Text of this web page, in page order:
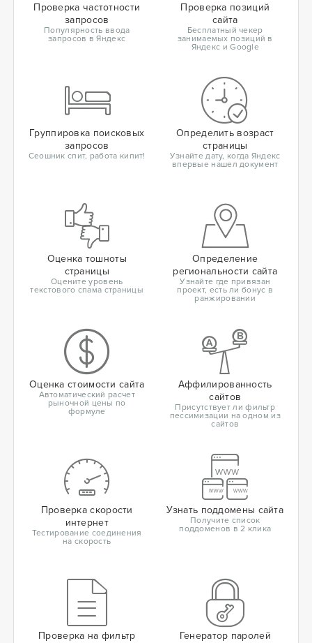
Проверка частотности
запросов
Популярность ввода
запросов в Яндекс
Проверка позиций
сайта
Бесплатный чекер
занимаемых позиций в
Яндекс и Google
Группировка поисковых
запросов
Сеошник спит, работа кипит!
Определить возраст
страницы
Узнайте дату, когда Яндекс
впервые нашел документ
Оценка тошноты
страницы
Оцените уровень
текстового спама страницы
Определение
региональности сайта
Узнайте где привязан
проект, есть ли бонус в
ранжировании
Оценка стоимости сайта
Автоматический расчет
рыночной цены по
формуле
Аффилированность
сайтов
Присутствует ли фильтр
пессимизации на одном из
сайтов
Проверка скорости
интернет
Тестирование соединения
на скорость
Узнать поддомены сайта
Получите список
поддоменов в 2 клика
Проверка на фильтр
Генератор паролей